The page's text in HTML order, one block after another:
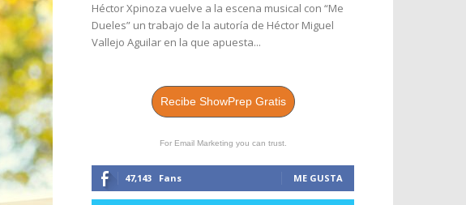
Héctor Xpinoza vuelve a la escena musical con “Me
Dueles” un trabajo de la autoría de Héctor Miguel
Vallejo Aguilar en la que apuesta...
Recibe ShowPrep Gratis
For Email Marketing you can trust.
47,143 Fans ME GUSTA